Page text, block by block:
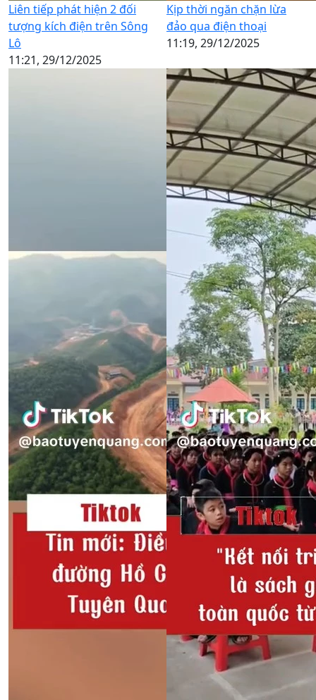
Liên tiếp phát hiện 2 đối
tượng kích điện trên Sông
Lô
11:21, 29/12/2025
Kịp thời ngăn chặn lừa
đảo qua điện thoại
11:19, 29/12/2025